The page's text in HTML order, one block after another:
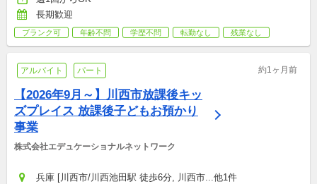
長期歓迎
ブランク可 年齢不問 学歴不問 転勤なし 残業なし
アルバイト パート 約1ヶ月前
【2026年9月～】川西市放課後キッ
ズプレイス 放課後子どもお預かり
事業
株式会社エデュケーショナルネットワーク
兵庫 [川西市/川西池田駅 徒歩6分, 川西市...他1件